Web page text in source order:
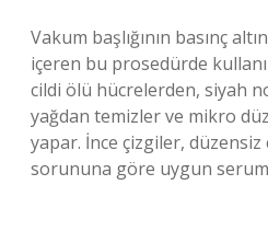
Vakum başlığının basınç
içeren bu prosedürde
cildi ölü hücrelerden, siyah
yağdan temizler ve mikro
yapar. İnce çizgiler,
sorununa göre uygun